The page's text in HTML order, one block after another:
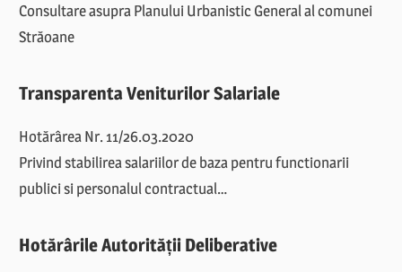
Consultare asupra Planului Urbanistic General al comunei
Străoane
Transparenta Veniturilor Salariale
Hotărârea Nr. 11/26.03.2020
Privind stabilirea salariilor de baza pentru functionarii
publici si personalul contractual…
Hotărârile Autorității Deliberative